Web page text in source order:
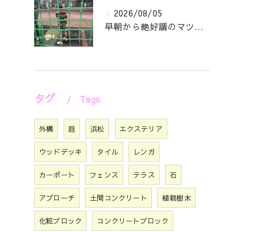
2026/08/05
早朝から絶好調のマツジン社長でございます✌️😁
タグ Tags
外構 庭 浜松 エクステリア
ウッドデッキ タイル レンガ
カーポート フェンス テラス 石
アプローチ 土間コンクリート 植栽樹木
化粧ブロック コンクリートブロック